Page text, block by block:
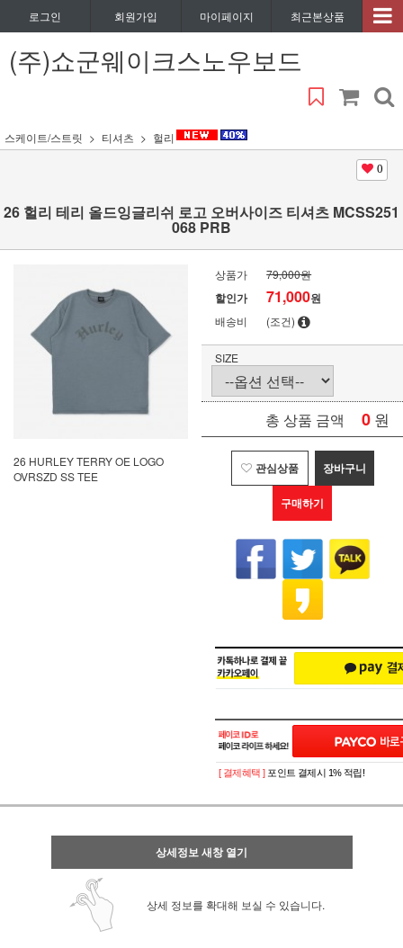
로그인 회원가입 마이페이지 최근본상품
(주)쇼군웨이크스노우보드
스케이트/스트릿 티셔츠 헐리
0
26 헐리 테리 올드잉글리쉬 로고 오버사이즈 티셔츠 MCSS251
068 PRB
26 HURLEY TERRY OE LOGO
OVRSZD SS TEE
상품가 79,000원
할인가 71,000원
배송비 (조건)
SIZE
총 상품 금액 0 원
관심상품 장바구니
구매하기
[ 결제혜택 ] 포인트 결제시 1% 적립!
상세정보 새창 열기
상세 정보를 확대해 보실 수 있습니다.